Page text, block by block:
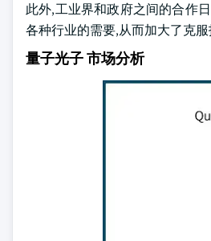
此外,工业界和政府之间的合作
各种行业的需要,从而加大了克
量子光子 市场分析